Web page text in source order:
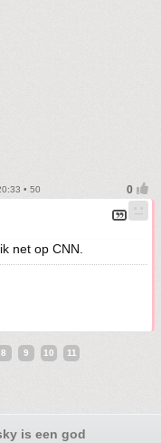
• 50
net op CNN.
8 9 10 11
is een god